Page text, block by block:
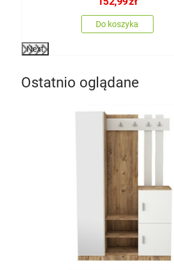
Do koszyka
Next
Ostatnio oglądane